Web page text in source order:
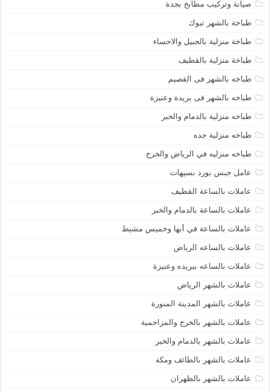
صيانة وتركيب مطابخ بجدة
طباخة بالشهر تبوك
طباخة منزلية بالجبيل والاحساء
طباخة منزلية بالقطيف
طباخه بالشهر فى القصيم
طباخه بالشهر فى بريدة وعنيزة
طباخه منزلية بالدمام والخبر
طباخه منزلية جده
طباخه منزليه في الرياض والخرج
عامل جبس بورد بسيهات
عاملات بالساعة القطيف
عاملات بالساعة بالدمام والخبر
عاملات بالساعة في أبها وخميس مشيط
عاملات بالساعه الرياض
عاملات بالساعه ببريده وعنيزة
عاملات بالشهر الرياض
عاملات بالشهر المدينة المنورة
عاملات بالشهر بالخرج والمزاحمية
عاملات بالشهر بالدمام والخبر
عاملات بالشهر بالطائف ومكة
عاملات بالشهر بالظهران